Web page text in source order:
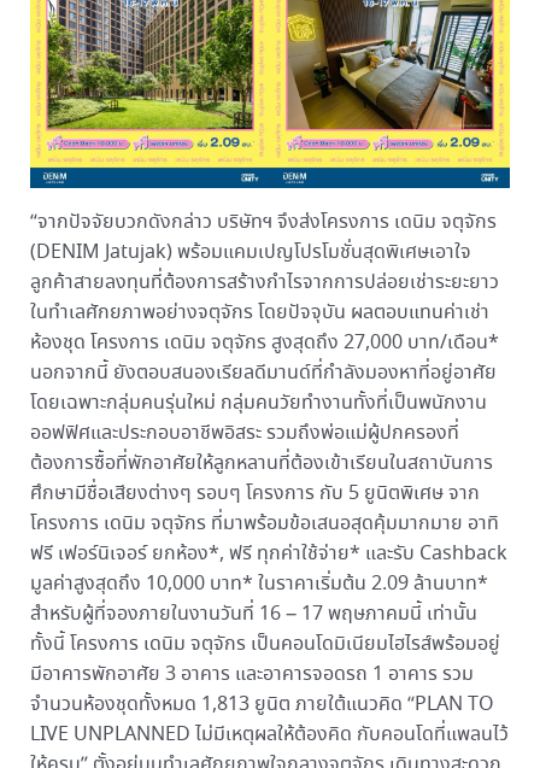
“จากปัจจัยบวกดังกล่าว บริษัทฯ จึงส่งโครงการ เดนิม จตุจักร
(DENIM Jatujak) พร้อมแคมเปญโปรโมชั่นสุดพิเศษเอาใจ
ลูกค้าสายลงทุนที่ต้องการสร้างกำไรจากการปล่อยเช่าระยะยาว
ในทำเลศักยภาพอย่างจตุจักร โดยปัจจุบัน ผลตอบแทนค่าเช่า
ห้องชุด โครงการ เดนิม จตุจักร สูงสุดถึง 27,000 บาท/เดือน*
นอกจากนี้ ยังตอบสนองเรียลดีมานด์ที่กำลังมองหาที่อยู่อาศัย
โดยเฉพาะกลุ่มคนรุ่นใหม่ กลุ่มคนวัยทำงานทั้งที่เป็นพนักงาน
ออฟฟิศและประกอบอาชีพอิสระ รวมถึงพ่อแม่ผู้ปกครองที่
ต้องการซื้อที่พักอาศัยให้ลูกหลานที่ต้องเข้าเรียนในสถาบันการ
ศึกษามีชื่อเสียงต่างๆ รอบๆ โครงการ กับ 5 ยูนิตพิเศษ จาก
โครงการ เดนิม จตุจักร ที่มาพร้อมข้อเสนอสุดคุ้มมากมาย อาทิ
ฟรี เฟอร์นิเจอร์ ยกห้อง*, ฟรี ทุกค่าใช้จ่าย* และรับ Cashback
มูลค่าสูงสุดถึง 10,000 บาท* ในราคาเริ่มต้น 2.09 ล้านบาท*
สำหรับผู้ที่จองภายในงานวันที่ 16 – 17 พฤษภาคมนี้ เท่านั้น
ทั้งนี้ โครงการ เดนิม จตุจักร เป็นคอนโดมิเนียมไฮไรส์พร้อมอยู่
มีอาคารพักอาศัย 3 อาคาร และอาคารจอดรถ 1 อาคาร รวม
จำนวนห้องชุดทั้งหมด 1,813 ยูนิต ภายใต้แนวคิด “PLAN TO
LIVE UNPLANNED ไม่มีเหตุผลให้ต้องคิด กับคอนโดที่แพลนไว้